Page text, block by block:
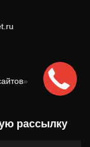
»
рассылку